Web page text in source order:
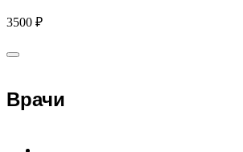
3500 ₽
Врачи